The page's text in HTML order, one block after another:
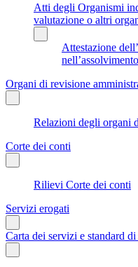
Atti degli Organismi
valutazione o altri
Attestazione
Organi di revisione
Relazioni degli organi
Corte dei conti
Rilievi Corte dei conti
Servizi erogati
Carta dei servizi e standard